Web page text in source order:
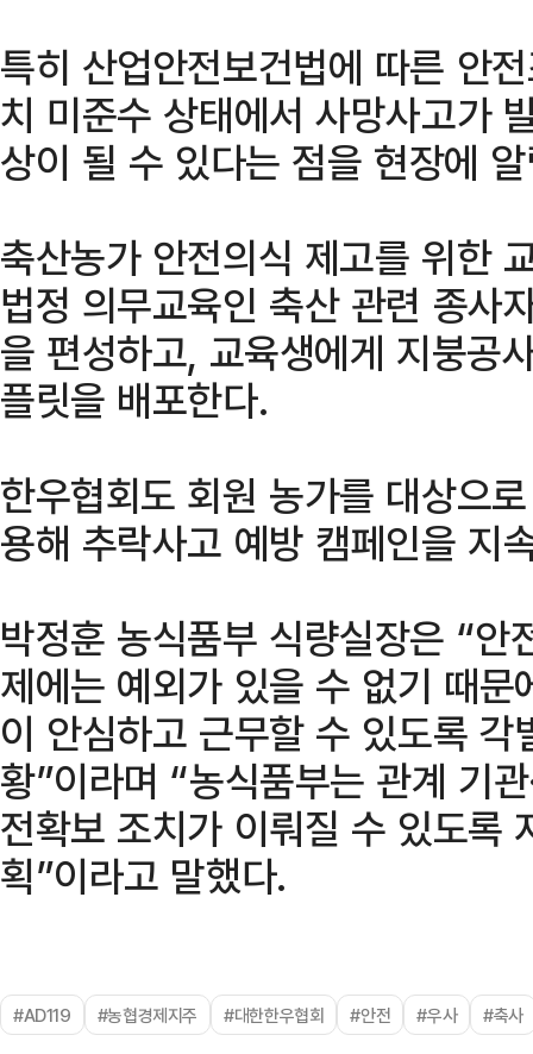
특히 산업안전보건법에 따른 안
치 미준수 상태에서 사망사고가
상이 될 수 있다는 점을 현장에
축산농가 안전의식 제고를 위한
법정 의무교육인 축산 관련 종사
을 편성하고, 교육생에게 지붕공
플릿을 배포한다.
한우협회도 회원 농가를 대상으
용해 추락사고 예방 캠페인을 지
박정훈 농식품부 식량실장은 “
제에는 예외가 있을 수 없기 때
이 안심하고 근무할 수 있도록
황”이라며 “농식품부는 관계 기
전확보 조치가 이뤄질 수 있도록
획”이라고 말했다.
#AD119 #농협경제지주 #대한한우협회 #안전 #우사 #축사